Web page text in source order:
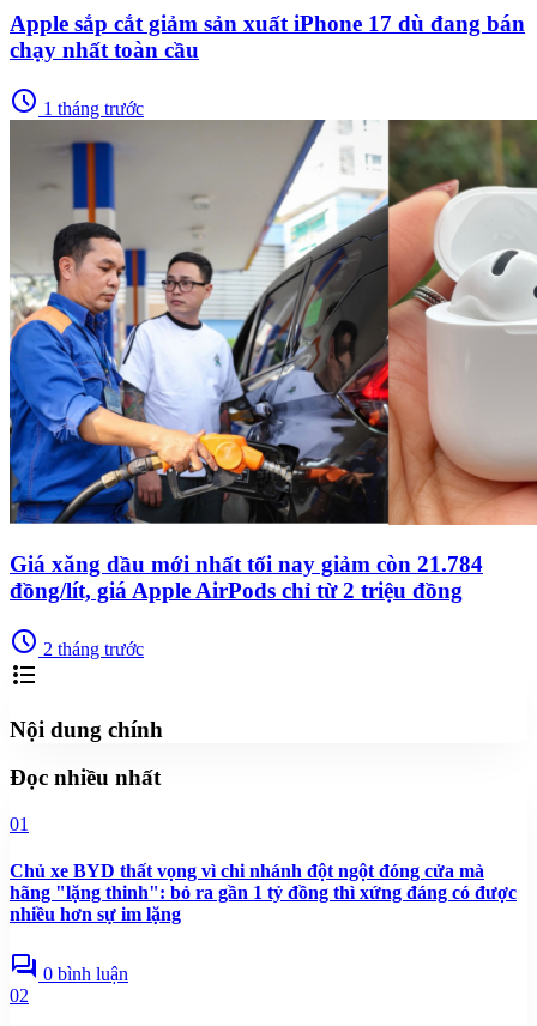
Apple sắp cắt giảm sản xuất iPhone 17 dù đang bán
chạy nhất toàn cầu
schedule 1 tháng trước
Giá xăng dầu mới nhất tối nay giảm còn 21.784
đồng/lít, giá Apple AirPods chỉ từ 2 triệu đồng
schedule 2 tháng trước
format_list_bulleted
Nội dung chính
Đọc nhiều nhất
01
Chủ xe BYD thất vọng vì chi nhánh đột ngột đóng cửa mà
hãng "lặng thinh": bỏ ra gần 1 tỷ đồng thì xứng đáng có được
nhiều hơn sự im lặng
forum 0 bình luận
02